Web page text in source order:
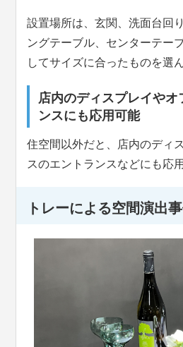
設置場所は、玄関、洗面台回
ングテーブル、センターテー
してサイズに合ったものを選
店内のディスプレイやオ
ンスにも応用可能
住空間以外だと、店内のディ
スのエントランスなどにも応
トレーによる空間演出